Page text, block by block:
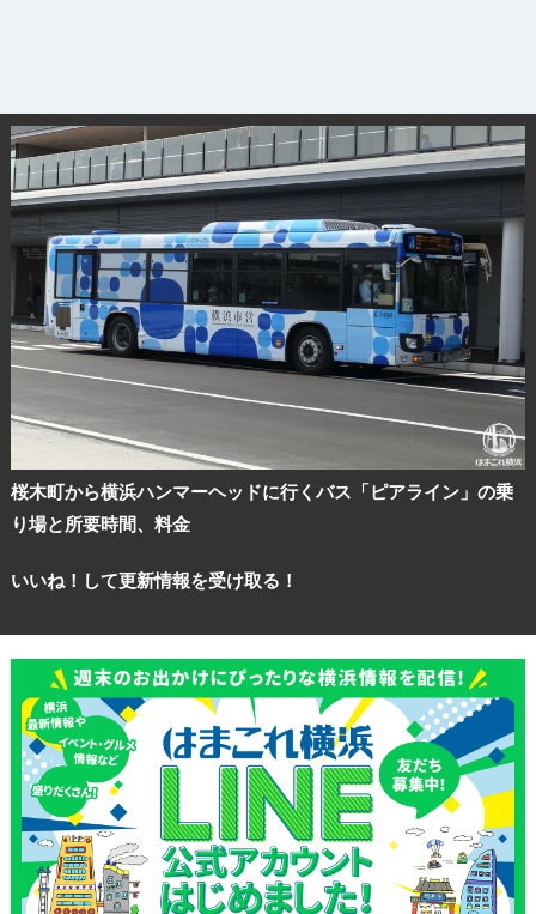
桜木町から横浜ハンマーヘッドに行くバス「ピアライン」の乗
り場と所要時間、料金
いいね！して更新情報を受け取る！